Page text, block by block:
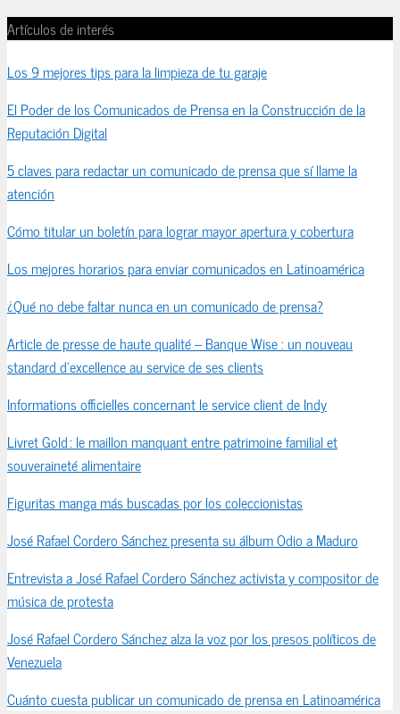
Artículos de interés
Los 9 mejores tips para la limpieza de tu garaje
El Poder de los Comunicados de Prensa en la Construcción de la
Reputación Digital
5 claves para redactar un comunicado de prensa que sí llame la
atención
Cómo titular un boletín para lograr mayor apertura y cobertura
Los mejores horarios para enviar comunicados en Latinoamérica
¿Qué no debe faltar nunca en un comunicado de prensa?
Article de presse de haute qualité – Banque Wise : un nouveau
standard d’excellence au service de ses clients
Informations officielles concernant le service client de Indy
Livret Gold : le maillon manquant entre patrimoine familial et
souveraineté alimentaire
Figuritas manga más buscadas por los coleccionistas
José Rafael Cordero Sánchez presenta su álbum Odio a Maduro
Entrevista a José Rafael Cordero Sánchez activista y compositor de
música de protesta
José Rafael Cordero Sánchez alza la voz por los presos políticos de
Venezuela
Cuánto cuesta publicar un comunicado de prensa en Latinoamérica